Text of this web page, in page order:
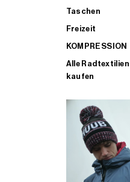
Taschen
Freizeit
KOMPRESSION
Alle Radtextilien
kaufen